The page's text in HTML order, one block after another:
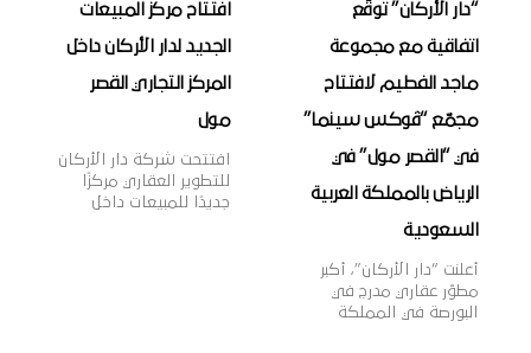
“دار الأركان” توقّع
اتفاقية مع مجموعة
ماجد الفطيم لافتتاح
مجمّع “ڤوكس سينما”
في “القصر مول” في
الرياض بالمملكة العربية
السعودية
أعلنت “دار الأركان”، أكبر
مطوّر عقاري مدرج في
البورصة في المملكة
افتتاح مركز المبيعات
الجديد لدار الأركان داخل
المركز التجاري القصر
مول
افتتحت شركة دار الأركان
للتطوير العقاري مركزًا
جديدًا للمبيعات داخل